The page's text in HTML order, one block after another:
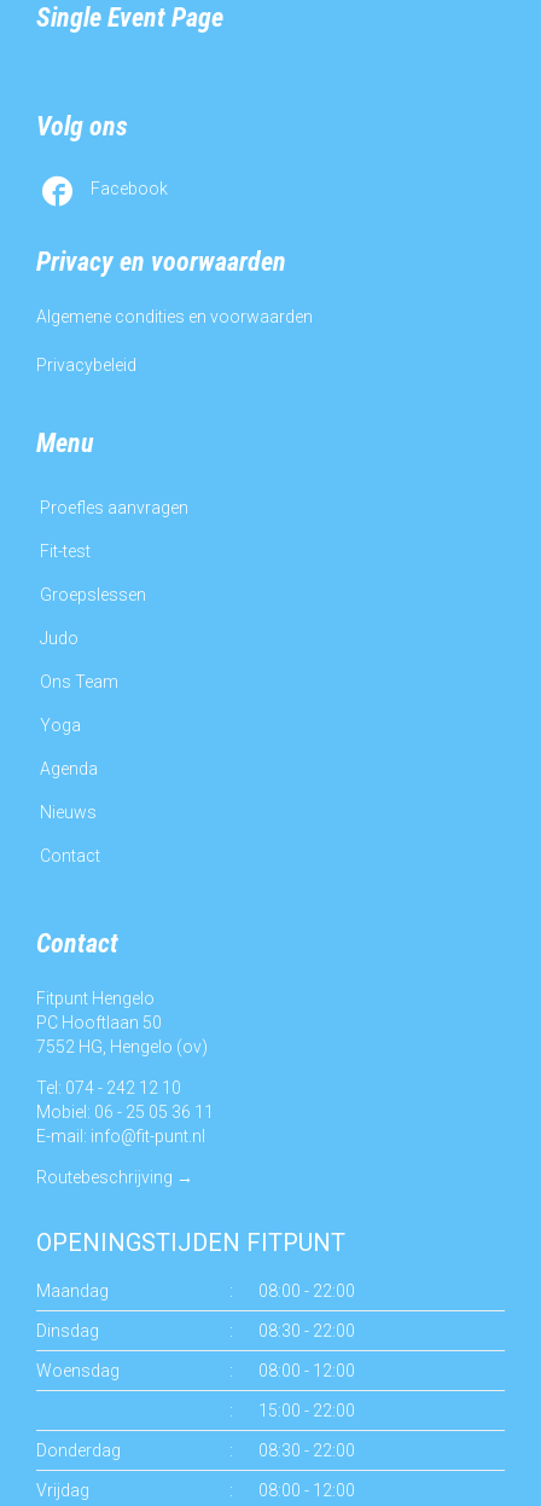
Single Event Page
Volg ons
 Facebook
Privacy en voorwaarden
Algemene condities en voorwaarden
Privacybeleid
Menu
Proefles aanvragen
Fit-test
Groepslessen
Judo
Ons Team
Yoga
Agenda
Nieuws
Contact
Contact
Fitpunt Hengelo
PC Hooftlaan 50
7552 HG, Hengelo (ov)
Tel: 074 - 242 12 10
Mobiel: 06 - 25 05 36 11
E-mail: info@fit-punt.nl
Routebeschrijving →
OPENINGSTIJDEN FITPUNT
Maandag : 08:00 - 22:00
Dinsdag : 08:30 - 22:00
Woensdag : 08:00 - 12:00
: 15:00 - 22:00
Donderdag : 08:30 - 22:00
Vrijdag : 08:00 - 12:00